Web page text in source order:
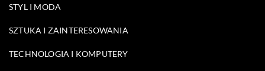
STYL I MODA
SZTUKA I ZAINTERESOWANIA
TECHNOLOGIA I KOMPUTERY